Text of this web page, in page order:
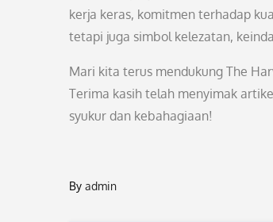
kerja keras, komitmen terhadap
tetapi juga simbol kelezatan,
Mari kita terus mendukung The
Terima kasih telah menyimak
syukur dan kebahagiaan!
By admin